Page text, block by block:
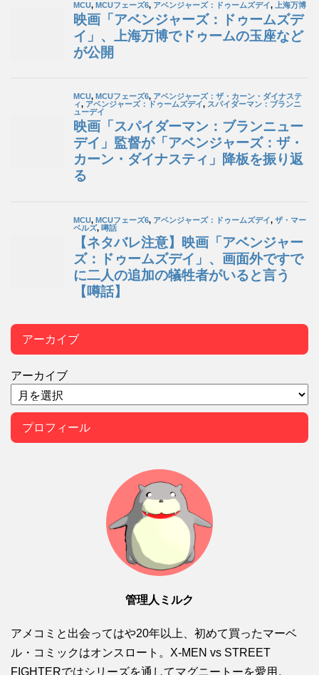
アーカイブ
アーカイブ
プロフィール
管理人ミルク
アメコミと出会ってはや20年以上、初めて買ったマーベ
ル・コミックはオンスロート。X-MEN vs STREET
FIGHTERではシリーズを通してマグニートーを愛用。